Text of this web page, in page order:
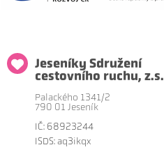
Jeseníky Sdružení
cestovního ruchu, z.s.
Palackého 1341/2
790 01 Jeseník
IČ: 68923244
ISDS: aq3ikqx